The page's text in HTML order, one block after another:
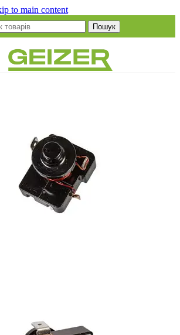
to main content
Пошук